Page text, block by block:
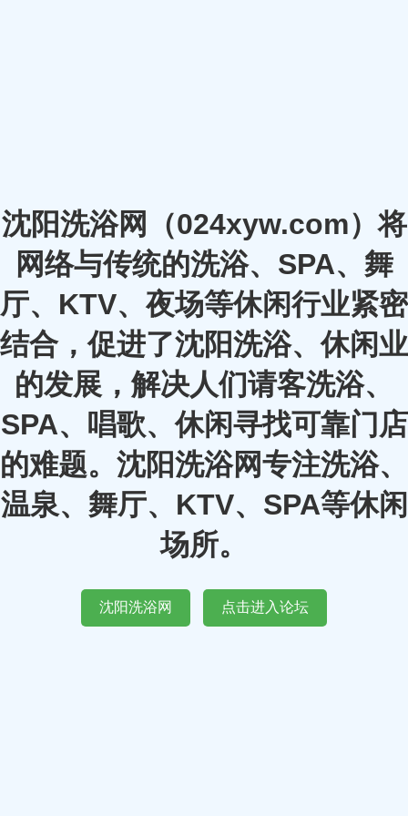
沈阳洗浴网（024xyw.com）将
网络与传统的洗浴、SPA、舞
厅、KTV、夜场等休闲行业紧密
结合，促进了沈阳洗浴、休闲业
的发展，解决人们请客洗浴、
SPA、唱歌、休闲寻找可靠门店
的难题。沈阳洗浴网专注洗浴、
温泉、舞厅、KTV、SPA等休闲
场所。
沈阳洗浴网 点击进入论坛